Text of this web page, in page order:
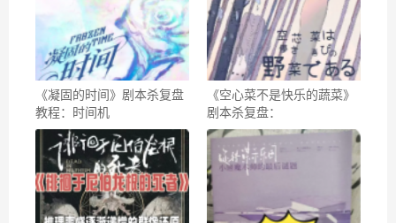
《凝固的时间》剧本杀复盘
教程：时间机
《空心菜不是快乐的蔬菜》
剧本杀复盘：